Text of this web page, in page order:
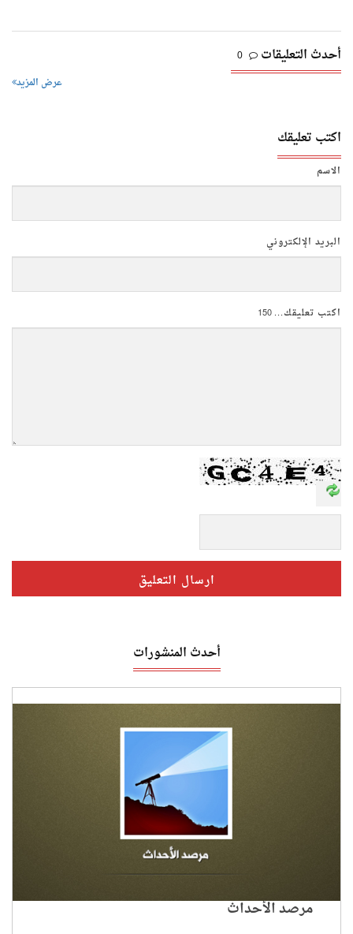
أحدث التعليقات 0
عرض المزيد
اكتب تعليقك
الاسم
البريد الإلكتروني
اكتب تعليقك...150
أحدث المنشورات
مرصد الأحداث